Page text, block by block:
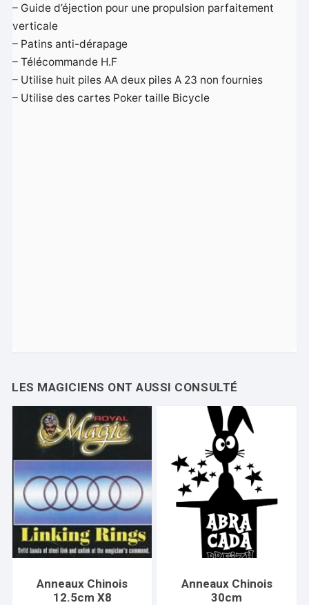
– Guide d’éjection pour une propulsion parfaitement
verticale
– Patins anti-dérapage
– Télécommande H.F
– Utilise huit piles AA deux piles A 23 non fournies
– Utilise des cartes Poker taille Bicycle
Anneaux Chinois
12.5cm X8
Anneaux Chinois
30cm